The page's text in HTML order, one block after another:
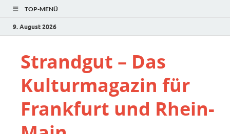
TOP-MENÜ
9. August 2026
Strandgut – Das
Kulturmagazin für
Frankfurt und Rhein-